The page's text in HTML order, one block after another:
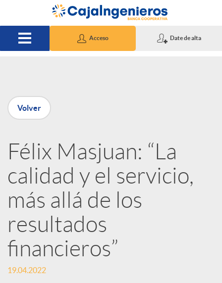
Saltar al contenido principal
Acceso Date de alta
P
u
b
l
i
c
Volver
Félix Masjuan: “La
calidad y el servicio,
más allá de los
resultados
financieros”
19.04.2022